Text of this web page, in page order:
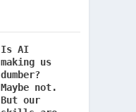
Is AI
making us
dumber?
Maybe not.
But our